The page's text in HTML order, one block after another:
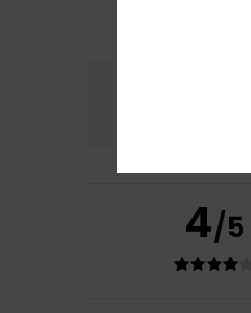
4/5